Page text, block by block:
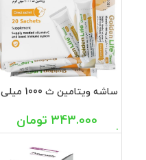
ساشه ویتامین ث 1000 میلی
343.000 تومان